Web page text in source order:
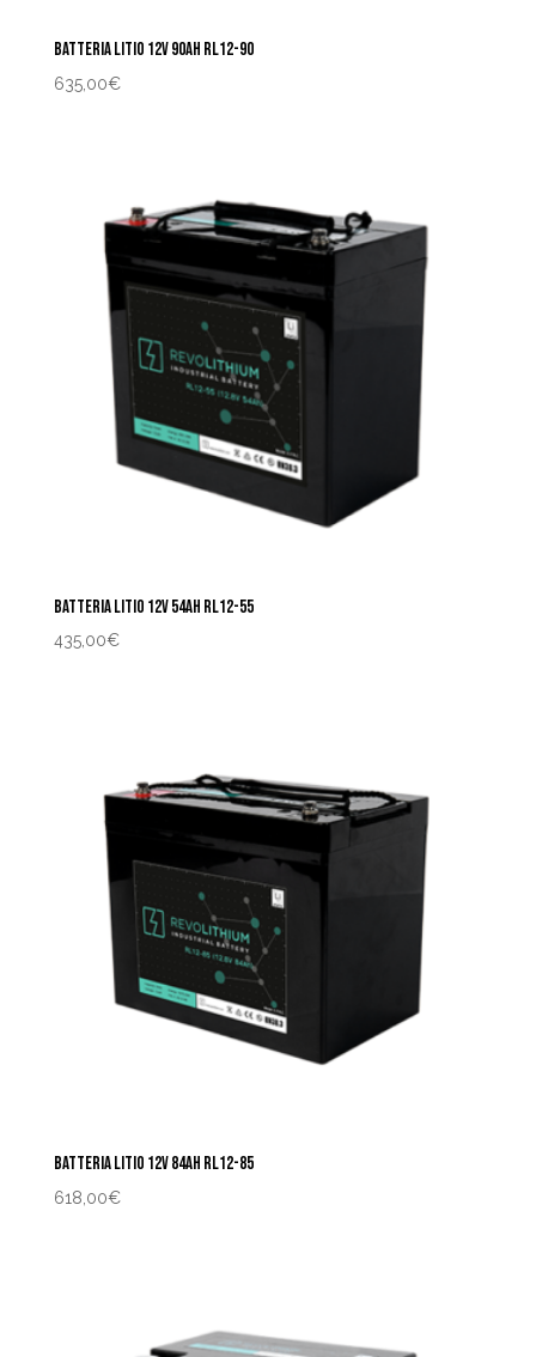
BATTERIA LITIO 12V 90AH RL12-90
635,00€
BATTERIA LITIO 12V 54AH RL12-55
435,00€
BATTERIA LITIO 12V 84AH RL12-85
618,00€